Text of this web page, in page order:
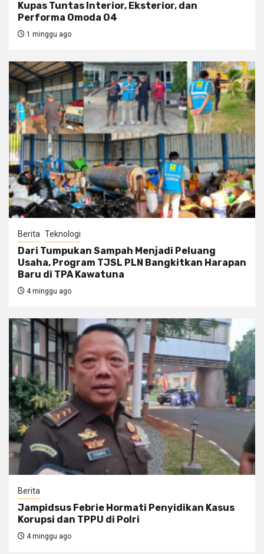
Kupas Tuntas Interior, Eksterior, dan
Performa Omoda O4
1 minggu ago
Berita Teknologi
Dari Tumpukan Sampah Menjadi Peluang
Usaha, Program TJSL PLN Bangkitkan Harapan
Baru di TPA Kawatuna
4 minggu ago
Berita
Jampidsus Febrie Hormati Penyidikan Kasus
Korupsi dan TPPU di Polri
4 minggu ago